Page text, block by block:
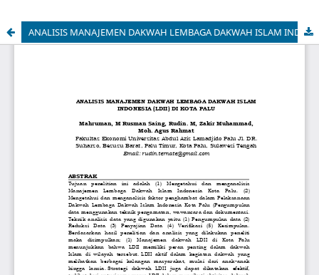
ANALISIS MANAJEMEN DAKWAH LEMBAGA DAKWAH ISLAM INDONESIA (LDII) DI KOTA PALU